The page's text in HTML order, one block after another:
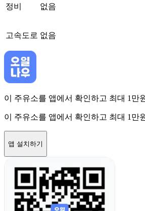
정비 없음
고속도로 없음
이 주유소를 앱에서 확인하고 최대 1만
이 주유소를 앱에서 확인하고 최대 1만
앱 설치하기